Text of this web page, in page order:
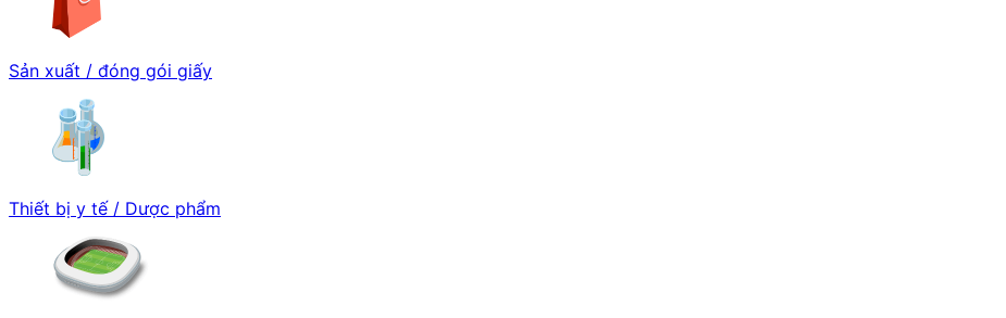
Sản xuất / đóng gói giấy
Thiết bị y tế / Dược phẩm